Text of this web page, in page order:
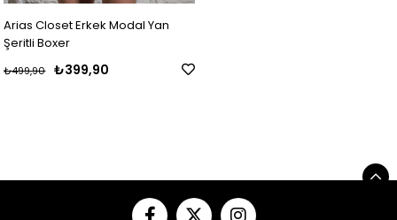
Arias Closet Erkek Modal Yan
Şeritli Boxer
₺399,90
₺499,90